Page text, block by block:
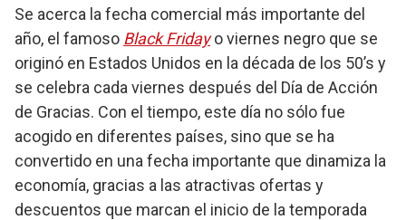
Se acerca la fecha comercial más importante del
año, el famoso Black Fridayo viernes negro que se
originó en Estados Unidos en la década de los 50’s y
se celebra cada viernes después del Día de Acción
de Gracias. Con el tiempo, este día no sólo fue
acogido en diferentes países, sino que se ha
convertido en una fecha importante que dinamiza la
economía, gracias a las atractivas ofertas y
descuentos que marcan el inicio de la temporada